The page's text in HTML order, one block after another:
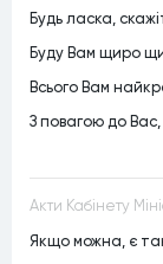
Будь ласка,
Буду Вам щиро
Всього Вам
З повагою до Вас,
Якщо можна, є